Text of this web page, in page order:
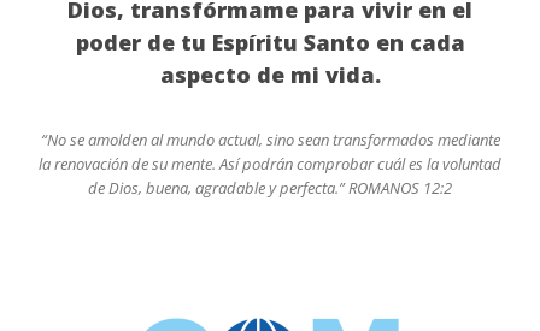
Dios, transfórmame para vivir en el
poder de tu Espíritu Santo en cada
aspecto de mi vida.
“No se amolden al mundo actual, sino sean transformados mediante
la renovación de su mente. Así podrán comprobar cuál es la voluntad
de Dios, buena, agradable y perfecta.” ROMANOS 12:2